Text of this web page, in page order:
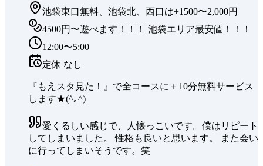
池袋東口無料、池袋北、西口は+1500〜2,000円
4500円〜遊べます！！！ 池袋エリア最安値！！！
12:00〜5:00
定休 なし
『もえスタ見た！』で全コースに＋10分無料サービス
します★(^｡^)
愛くるしい感じで、人懐っこいです。僕はリピート
してしまいました。 性格も良いと思います。 また会い
に行ってしまいそうです。笑